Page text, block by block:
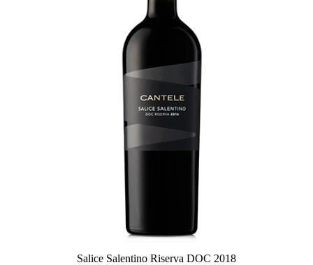
Salice Salentino Riserva DOC 2018